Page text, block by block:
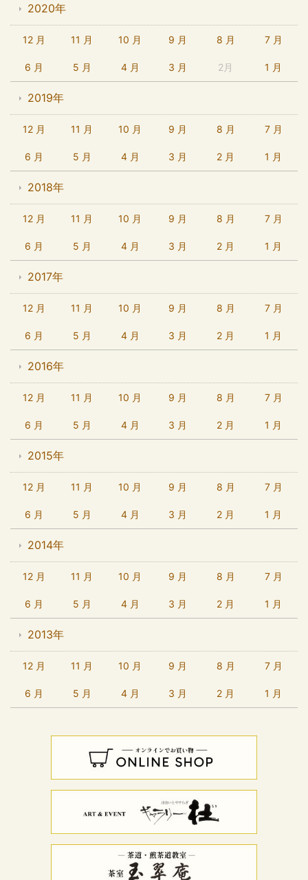
2020年
12 月 11 月 10 月 9 月 8 月 7 月
6 月 5 月 4 月 3 月 2月 1 月
2019年
12 月 11 月 10 月 9 月 8 月 7 月
6 月 5 月 4 月 3 月 2 月 1 月
2018年
12 月 11 月 10 月 9 月 8 月 7 月
6 月 5 月 4 月 3 月 2 月 1 月
2017年
12 月 11 月 10 月 9 月 8 月 7 月
6 月 5 月 4 月 3 月 2 月 1 月
2016年
12 月 11 月 10 月 9 月 8 月 7 月
6 月 5 月 4 月 3 月 2 月 1 月
2015年
12 月 11 月 10 月 9 月 8 月 7 月
6 月 5 月 4 月 3 月 2 月 1 月
2014年
12 月 11 月 10 月 9 月 8 月 7 月
6 月 5 月 4 月 3 月 2 月 1 月
2013年
12 月 11 月 10 月 9 月 8 月 7 月
6 月 5 月 4 月 3 月 2 月 1 月